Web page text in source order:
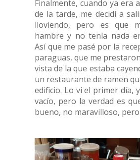
Finalmente, cuando ya era
de la tarde, me decidí a
lloviendo, pero es que
hambre y no tenía nada
Así que me pasé por la
paraguas, que me
vista de la que estaba
un restaurante de ramen
edificio. Lo vi el primer día,
vacío, pero la verdad es
bueno, no maravilloso,